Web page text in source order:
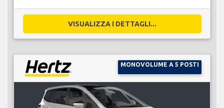
VISUALIZZA I DETTAGLI...
MONOVOLUME A 5 POSTI